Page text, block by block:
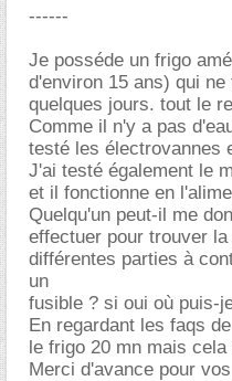
------
Je posséde un frigo
d'environ 15 ans) qui
quelques jours. tout le
Comme il n'y a pas
testé les électrovannes
J'ai testé également le
et il fonctionne en
Quelqu'un peut-il me
effectuer pour trouver
différentes parties à
un
fusible ? si oui où puis-
En regardant les faqs
le frigo 20 mn mais cela
Merci d'avance pour